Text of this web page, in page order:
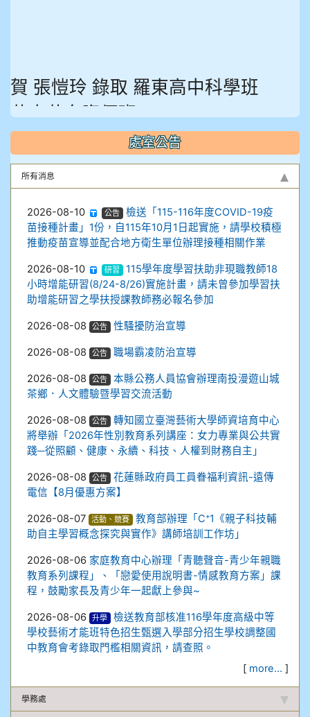
花中花女資優班
張 容
龔宥 石謙 董芷
瑄
謝佳 吳秋
吳采
真
梁恩
禔
張瑋
珊
梁朝
博
張亦
樂
林羽
庭
廖永
勝
洪峻
馳
陳芊
卉
蔡甄
庭
處室公告
所有消息
2026-08-10 公告
檢送「115-116年度COVID-19疫
苗接種計畫」1份，自115年10月1日起實施，請學校積極
推動疫苗宣導並配合地方衛生單位辦理接種相關作業
2026-08-10 研習
115學年度學習扶助非現職教師18
小時增能研習(8/24-8/26)實施計畫，請未曾參加學習扶
助增能研習之學扶授課教師務必報名參加
2026-08-08 公告 性騷擾防治宣導
2026-08-08 公告 職場霸凌防治宣導
2026-08-08 公告
本縣公務人員協會辦理南投漫遊山城
茶鄉．人文體驗暨學習交流活動
2026-08-08 公告
轉知國立臺灣藝術大學師資培育中心
將舉辦「2026年性別教育系列講座：女力專業與公共實
踐─從照顧、健康、永續、科技、人權到財務自主」
2026-08-08 公告
花蓮縣政府員工員眷福利資訊-遠傳
電信【8月優惠方案】
2026-08-07 活動、競賽
教育部辦理「C⁺1《親子科技輔
助自主學習概念探究與實作》講師培訓工作坊」
2026-08-06 家庭教育中心辦理「青聽聲音-青少年親職
教育系列課程」、「戀愛使用說明書-情感教育方案」課
程，鼓勵家長及青少年一起獻上參與~
2026-08-06 升學
檢送教育部核准116學年度高級中等
學校藝術才能班特色招生甄選入學部分招生學校調整國
中教育會考錄取門檻相關資訊，請查照。
[ more... ]
學務處